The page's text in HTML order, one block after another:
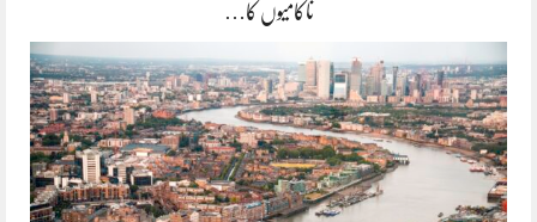
ناکامیوں کا…